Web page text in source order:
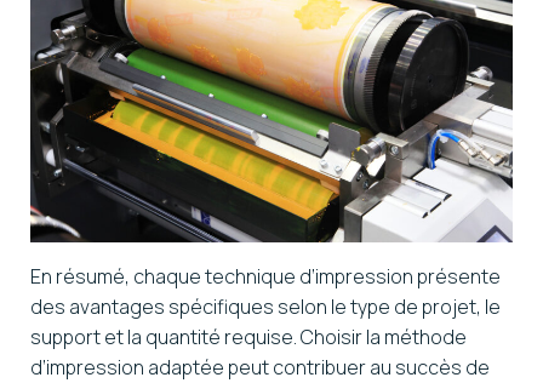
En résumé, chaque technique d’impression présente
des avantages spécifiques selon le type de projet, le
support et la quantité requise. Choisir la méthode
d’impression adaptée peut contribuer au succès de